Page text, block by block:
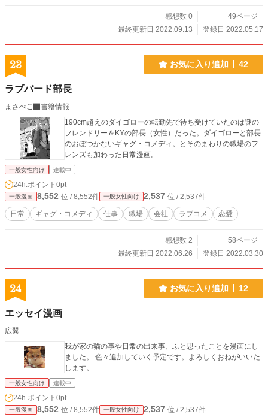
books.co.jp/detail/detail.php?product_id=758747
感想数 0
49ページ
最終更新日 2022.09.13
登録日 2022.05.17
23 お気に入り追加 42
ラブバード部長
まさぺこ
書籍情報
190cm超えのダイゴローの転勤先で待ち受けていたのは謎の
フレンドリー＆KYの部長（女性）だった。ダイゴローと部長
のおぼつかないギャグ・コメディ。とそのまわりの職場のフ
レンズも加わった日常漫画。
一般女性向け 連載中
24h.ポイント 0pt
一般漫画 8,552 位 / 8,552件 一般女性向け 2,537 位 / 2,537件
日常 ギャグ・コメディ 仕事 職場 会社 ラブコメ 恋愛
感想数 2
58ページ
最終更新日 2022.06.26
登録日 2022.03.30
24 お気に入り追加 12
エッセイ漫画
広翼
我が家の猫の事や日常の出来事、ふと思ったことを漫画にし
ました。 色々追加していく予定です。よろしくおねがいいた
します。
一般女性向け 連載中
24h.ポイント 0pt
一般漫画 8,552 位 / 8,552件 一般女性向け 2,537 位 / 2,537件